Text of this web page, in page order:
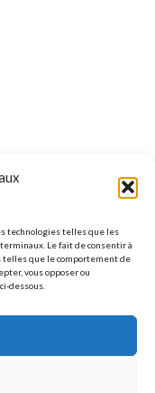
technologies telles que les
Le fait de consentir à
telles que le comportement de
vous opposer ou
dessous.